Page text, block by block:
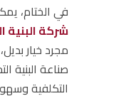
في الختام،
شركة البنية
مجرد خيار
صناعة البنية
التكلفية